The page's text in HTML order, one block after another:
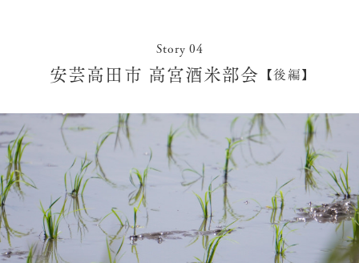
Story 04
安芸高田市 高宮酒米部会 【後編】